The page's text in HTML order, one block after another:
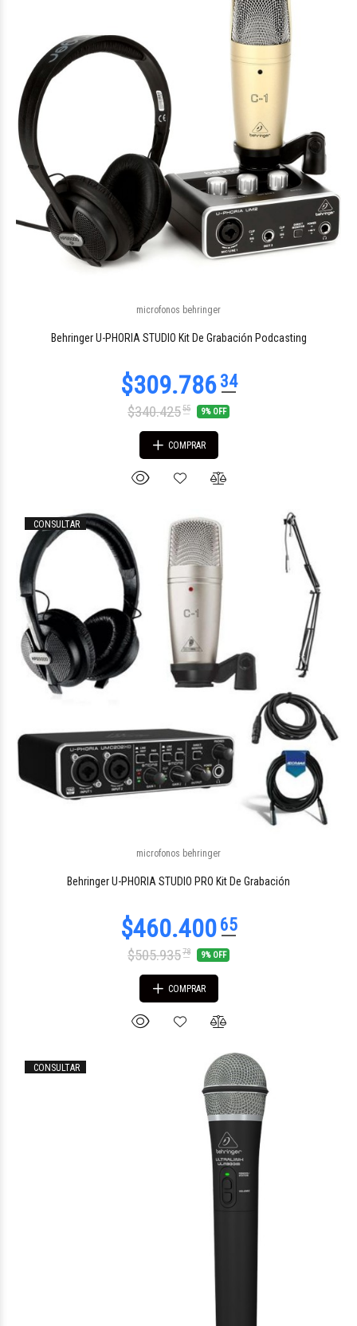
microfonos behringer
Behringer U-PHORIA STUDIO Kit De Grabación Podcasting
$340.42555 9% OFF
COMPRAR
CONSULTAR
microfonos behringer
Behringer U-PHORIA STUDIO PRO Kit De Grabación
$505.93578 9% OFF
COMPRAR
CONSULTAR